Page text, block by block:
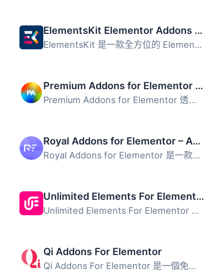
ElementsKit Elementor Addons – Advanced Widgets & Templates Addons for Elementor
ElementsKit 是一款全方位的 Elementor 外掛，提供超過 110 ...
Premium Addons for Elementor – Elementor Templates, Widgets & MCP Tools
Premium Addons for Elementor 透過 90 多個 Elementor 小工...
Royal Addons for Elementor – Addons and Templates Kit for Elementor
Royal Addons for Elementor 是一款多功能、直觀且易於使用的...
Unlimited Elements For Elementor
Unlimited Elements For Elementor 是一款專為 Elementor 使...
Qi Addons For Elementor
Qi Addons For Elementor 是一個免費的 Elementor 小工具庫，...